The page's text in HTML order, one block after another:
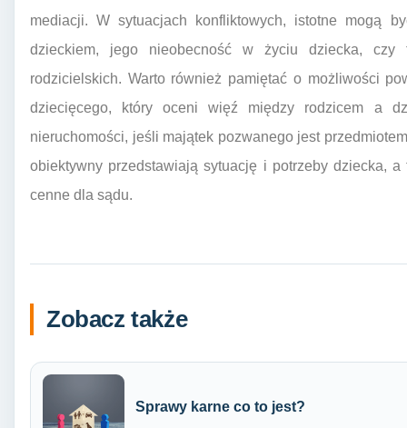
mediacji. W sytuacjach konfliktowych, istotne mogą
dzieckiem, jego nieobecność w życiu dziecka,
rodzicielskich. Warto również pamiętać o możliwości
dziecięcego, który oceni więź między rodzicem a
nieruchomości, jeśli majątek pozwanego jest
obiektywny przedstawiają sytuację i potrzeby dziecka,
cenne dla sądu.
Zobacz także
Sprawy karne co to jest?